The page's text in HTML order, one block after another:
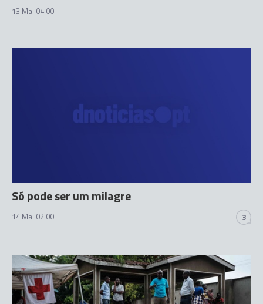
13 Mai 04:00
Só pode ser um milagre
14 Mai 02:00 3